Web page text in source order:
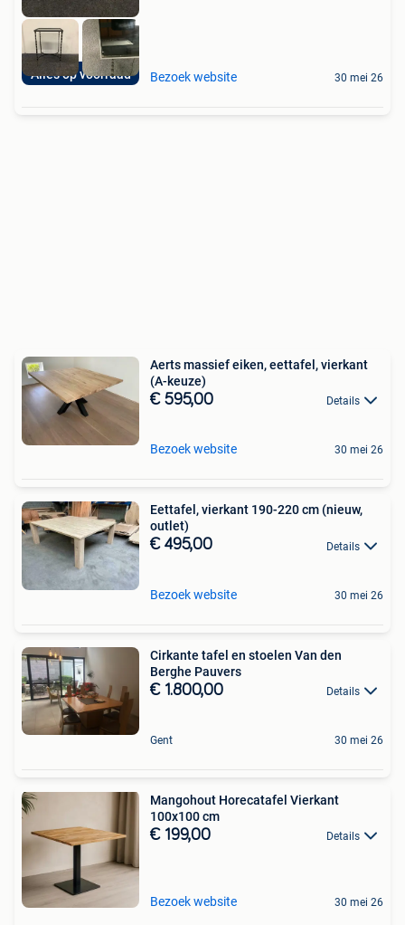
Alles op voorraad Bezoek website 30 mei 26
Aerts massief eiken, eettafel, vierkant
(A-keuze)
€ 595,00 Details
Bezoek website 30 mei 26
Eettafel, vierkant 190-220 cm (nieuw,
outlet)
€ 495,00 Details
Bezoek website 30 mei 26
Cirkante tafel en stoelen Van den
Berghe Pauvers
€ 1.800,00 Details
Gent 30 mei 26
Mangohout Horecatafel Vierkant
100x100 cm
€ 199,00 Details
Bezoek website 30 mei 26